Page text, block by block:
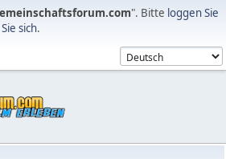
". Bitte loggen Sie
sich.